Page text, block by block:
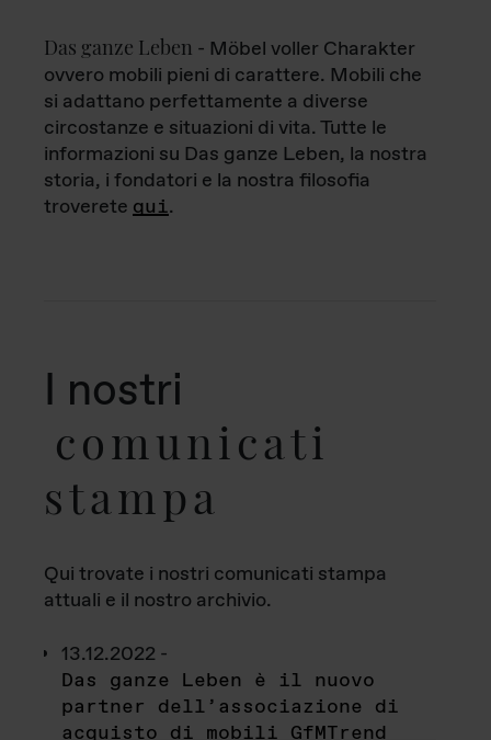
Das ganze Leben - Möbel voller Charakter
ovvero mobili pieni di carattere. Mobili che
si adattano perfettamente a diverse
circostanze e situazioni di vita. Tutte le
informazioni su Das ganze Leben, la nostra
storia, i fondatori e la nostra filosofia
troverete qui.
I nostri
comunicati
stampa
Qui trovate i nostri comunicati stampa
attuali e il nostro archivio.
13.12.2022 -
Das ganze Leben è il nuovo
partner dell’associazione di
acquisto di mobili GfMTrend